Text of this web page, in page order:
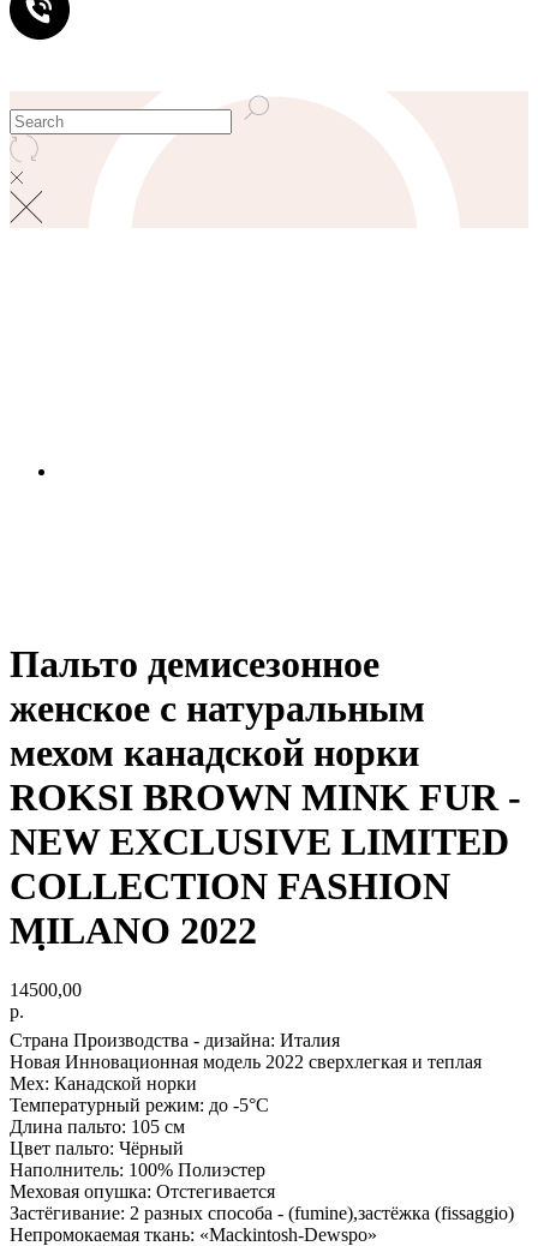
Пальто демисезонное
женское с натуральным
мехом канадской норки
ROKSI BROWN MINK FUR -
NEW EXCLUSIVE LIMITED
COLLECTION FASHION
MILANO 2022
14500,00
р.
Страна Производства - дизайна: Италия
Новая Инновационная модель 2022 сверхлегкая и теплая
Мех: Канадской норки
Температурный режим: до -5°С
Длина пальто: 105 см
Цвет пальто: Чёрный
Наполнитель: 100% Полиэстер
Меховая опушка: Отстегивается
Застёгивание: 2 разных способа - (fumine),застёжка (fissaggio)
Непромокаемая ткань: «Mackintosh-Dewspo»